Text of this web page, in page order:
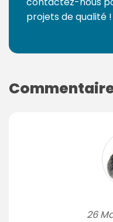
projets de qualité !
26